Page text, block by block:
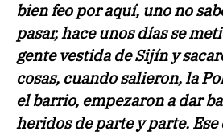
bien feo por aquí, uno no
pasar, hace unos días se
gente vestida de Sijín y
cosas, cuando salieron, la
el barrio, empezaron a dar
heridos de parte y parte.